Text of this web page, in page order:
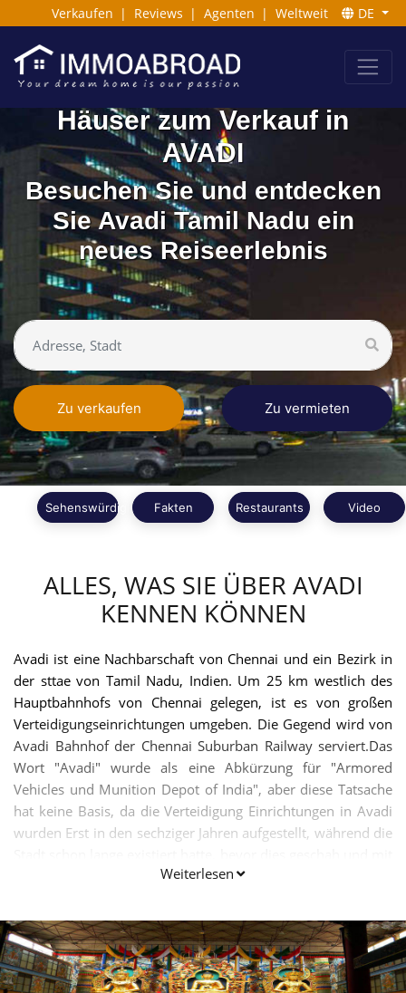
Verkaufen | Reviews | Agenten | Weltweit DE
Häuser zum Verkauf in
AVADI
Besuchen Sie und entdecken
Sie Avadi Tamil Nadu ein
neues Reiseerlebnis
Zu verkaufen Zu vermieten
SehenswürdigkeitenFakten Restaurants Video
ALLES, WAS SIE ÜBER AVADI
KENNEN KÖNNEN
Avadi ist eine Nachbarschaft von Chennai und ein Bezirk in
der sttae von Tamil Nadu, Indien. Um 25 km westlich des
Hauptbahnhofs von Chennai gelegen, ist es von großen
Verteidigungseinrichtungen umgeben. Die Gegend wird von
Avadi Bahnhof der Chennai Suburban Railway serviert.Das
Wort "Avadi" wurde als eine Abkürzung für "Armored
Vehicles und Munition Depot of India", aber diese Tatsache
hat keine Basis, da die Verteidigung Einrichtungen in Avadi
wurden Erst in den sechziger Jahren aufgestellt, während die
Weiterlesen